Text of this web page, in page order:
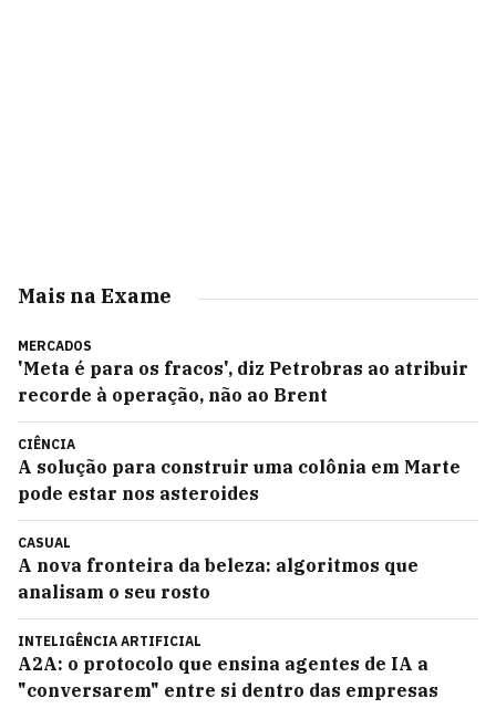
Mais na Exame
MERCADOS
'Meta é para os fracos', diz Petrobras ao atribuir
recorde à operação, não ao Brent
CIÊNCIA
A solução para construir uma colônia em Marte
pode estar nos asteroides
CASUAL
A nova fronteira da beleza: algoritmos que
analisam o seu rosto
INTELIGÊNCIA ARTIFICIAL
A2A: o protocolo que ensina agentes de IA a
"conversarem" entre si dentro das empresas